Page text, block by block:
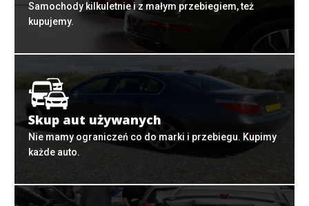
Samochody kilkuletnie i z małym przebiegiem, też
kupujemy.
Skup aut używanych
Nie mamy ograniczeń co do marki i przebiegu. Kupimy
każde auto.